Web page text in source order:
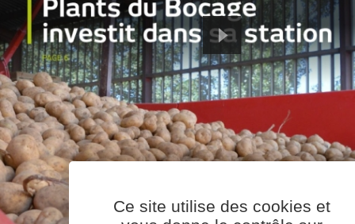
Ce site utilise des cookies et